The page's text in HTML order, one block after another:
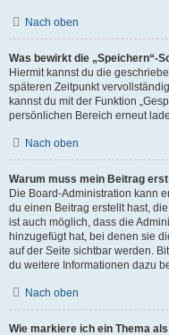
Nach oben
Was bewirkt die „Speichern“-
Hiermit kannst du die
späteren Zeitpunkt
kannst du mit der Funktion
persönlichen Bereich erneut
Nach oben
Warum muss mein Beitrag
Die Board-Administration kann
du einen Beitrag erstellt hast,
ist auch möglich, dass die
hinzugefügt hat, bei denen sie
auf der Seite sichtbar werden.
du weitere Informationen dazu
Nach oben
Wie markiere ich ein Thema